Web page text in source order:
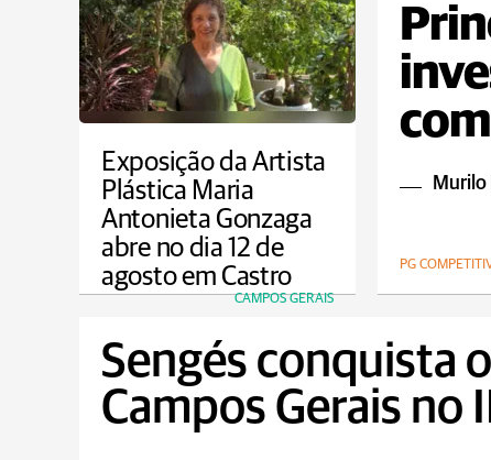
Murilo
PG
Exposição da Artista
Plástica Maria
Antonieta Gonzaga
abre no dia 12 de
agosto em Castro
CAMPOS GERAIS
Sengés conquista
Campos Gerais no